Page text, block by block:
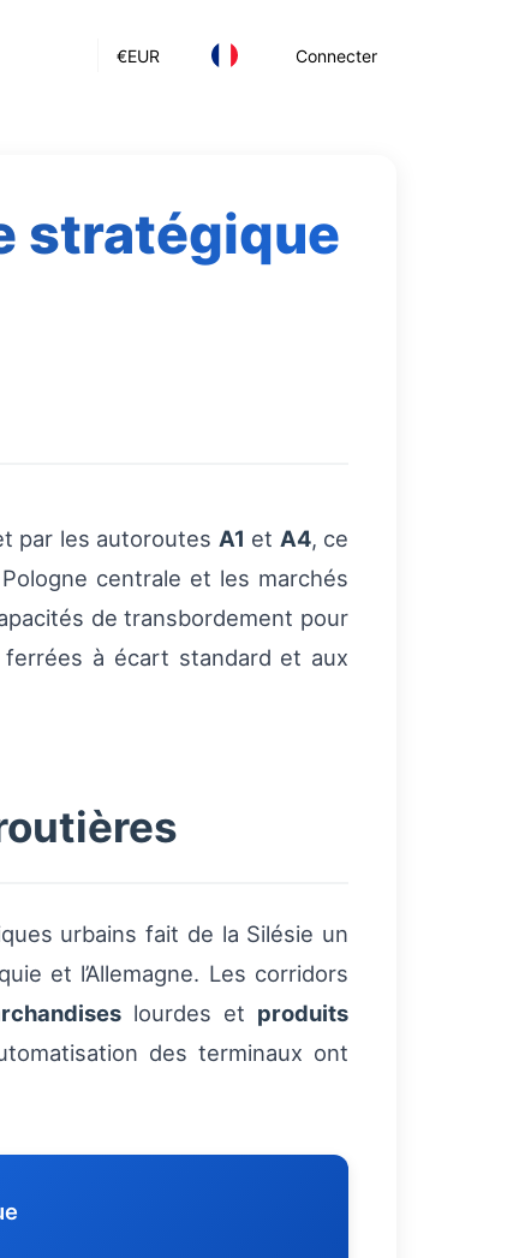
€EUR Connecter
stratégique
par les autoroutes A1 et A4, ce
centrale et les marchés
de transbordement pour
à écart standard et aux
urbains fait de la Silésie un
et l’Allemagne. Les corridors
lourdes et produits
des terminaux ont